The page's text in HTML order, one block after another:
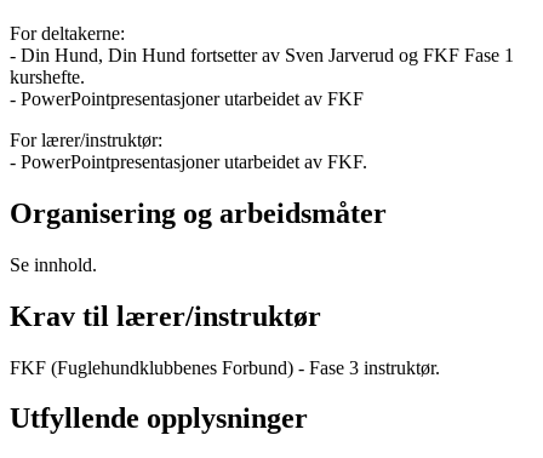
For deltakerne:
- Din Hund, Din Hund fortsetter av Sven Jarverud og FKF Fase 1
kurshefte.
- PowerPointpresentasjoner utarbeidet av FKF
For lærer/instruktør:
- PowerPointpresentasjoner utarbeidet av FKF.
Organisering og arbeidsmåter
Se innhold.
Krav til lærer/instruktør
FKF (Fuglehundklubbenes Forbund) - Fase 3 instruktør.
Utfyllende opplysninger